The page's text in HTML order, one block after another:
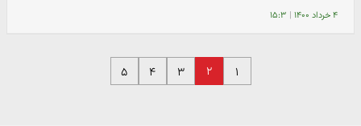
۴ خرداد ۱۴۰۰ | ۱۵:۳
۱ ۲ ۳ ۴ ۵